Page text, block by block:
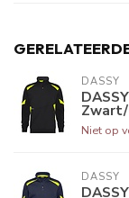
DASSY
Niet op
DASSY